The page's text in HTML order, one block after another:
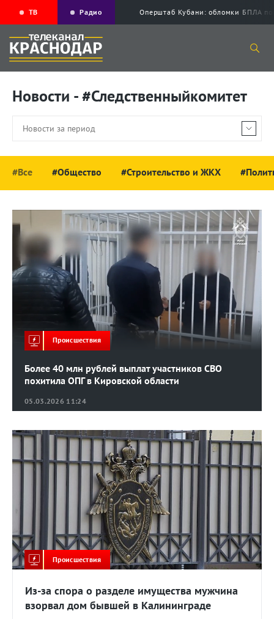
ТВ Радио Оперштаб Кубани: обломки БПЛА
Новости - #Следственныйкомитет
#Все #Общество #Строительство и ЖКХ
05.03.2026 11:24
Более 40 млн рублей выплат участников СВО
похитила ОПГ в Кировской области
Происшествия
Происшествия
Из-за спора о разделе имущества мужчина
взорвал дом бывшей в Калининграде